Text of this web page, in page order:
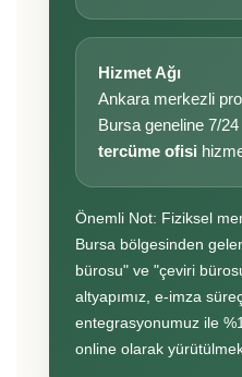
Hizmet Ağı
Ankara merkezli
Bursa geneline 7/
tercüme ofisi
Önemli Not: Fiziksel
Bursa bölgesinden
bürosu" ve "çeviri
altyapımız, e-imza
entegrasyonumuz ile
online olarak